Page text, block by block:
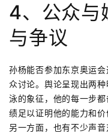
4、公众与
与争议
孙杨能否参加东京奥运
众讨论。舆论呈现出两
泳的象征，他的每一步
绩足以证明他的能力和价
另一方面，也有不少声